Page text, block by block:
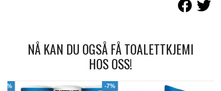
NÅ KAN DU OGSÅ FÅ TOALETTKJEMI
HOS OSS!
-7%